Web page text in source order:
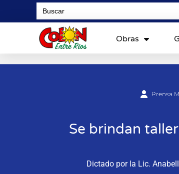
Search
for:
Obras
Prensa
Se brindan
Dictado por la Lic.